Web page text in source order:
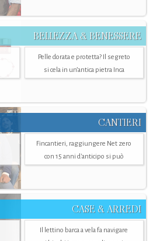
BELLEZZA & BENESSERE
Pelle dorata e protetta? Il segreto
si cela in un’antica pietra Inca
CANTIERI
Fincantieri, raggiungere Net zero
con 15 anni d'anticipo si può
CASE & ARREDI
Il lettino barca a vela fa navigare